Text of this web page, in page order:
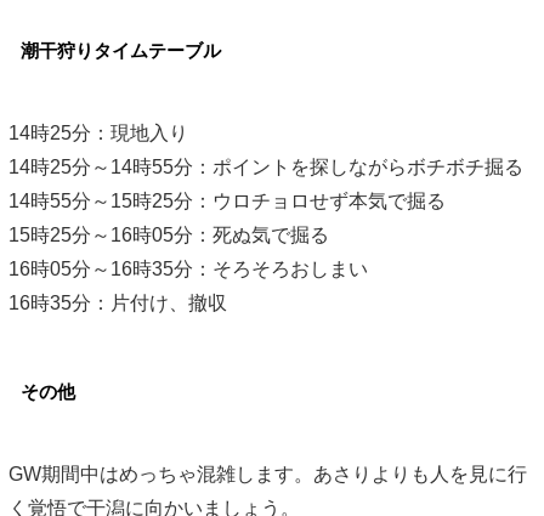
潮干狩りタイムテーブル
14時25分：現地入り
14時25分～14時55分：ポイントを探しながらボチボチ掘る
14時55分～15時25分：ウロチョロせず本気で掘る
15時25分～16時05分：死ぬ気で掘る
16時05分～16時35分：そろそろおしまい
16時35分：片付け、撤収
その他
GW期間中はめっちゃ混雑します。あさりよりも人を見に行
く覚悟で干潟に向かいましょう。